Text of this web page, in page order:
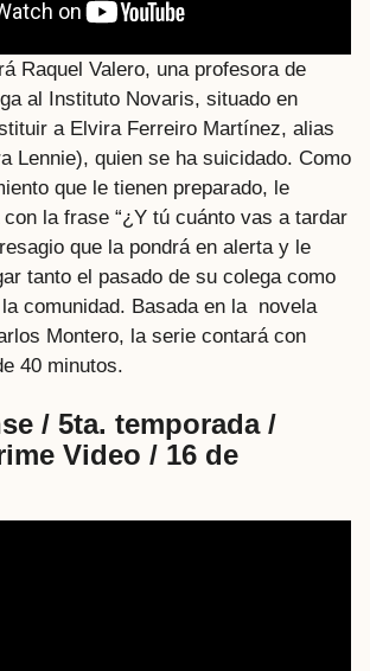
Raquel Valero, una profesora de
al Instituto Novaris, situado en
a Elvira Ferreiro Martínez, alias
Lennie), quien se ha suicidado. Como
que le tienen preparado, le
la frase “¿Y tú cuánto vas a tardar
que la pondrá en alerta y le
tanto el pasado de su colega como
comunidad. Basada en la novela
Montero, la serie contará con
40 minutos.
/ 5ta. temporada /
Video / 16 de